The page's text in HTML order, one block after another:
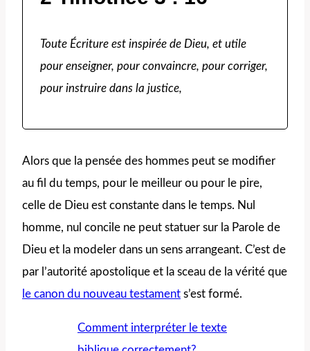
Toute Écriture est inspirée de Dieu, et utile
pour enseigner, pour convaincre, pour corriger,
pour instruire dans la justice,
Alors que la pensée des hommes peut se modifier
au fil du temps, pour le meilleur ou pour le pire,
celle de Dieu est constante dans le temps. Nul
homme, nul concile ne peut statuer sur la Parole de
Dieu et la modeler dans un sens arrangeant. C’est de
par l’autorité apostolique et la sceau de la vérité que
le canon du nouveau testament s’est formé.
Comment interpréter le texte